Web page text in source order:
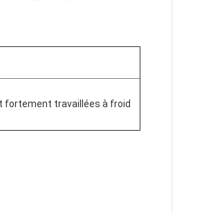
fortement travaillées à froid